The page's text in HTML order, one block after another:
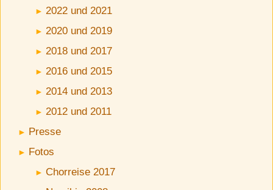
2022 und 2021
2020 und 2019
2018 und 2017
2016 und 2015
2014 und 2013
2012 und 2011
Presse
Fotos
Chorreise 2017